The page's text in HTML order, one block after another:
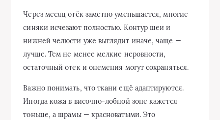
Через месяц отёк заметно уменьшается, многие
синяки исчезают полностью. Контур шеи и
нижней челюсти уже выглядит иначе, чаще —
лучше. Тем не менее мелкие неровности,
остаточный отек и онемения могут сохраняться.
Важно понимать, что ткани ещё адаптируются.
Иногда кожа в височно-лобной зоне кажется
тоньше, а шрамы — красноватыми. Это